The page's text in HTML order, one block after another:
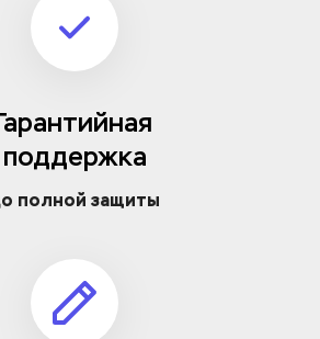
поддержка
полной защиты